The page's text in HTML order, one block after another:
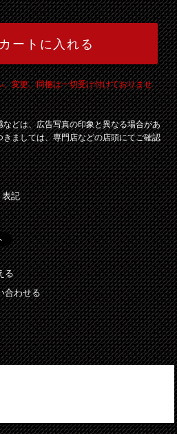
カートに入れる
変更、同梱は一切受け付けておりませ
どは、広告写真の印象と異なる場合があ
ましては、専門店などの店頭にてご確認
表記
る
合わせる